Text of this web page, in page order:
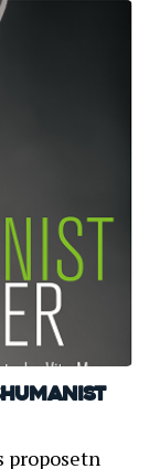
proposetn